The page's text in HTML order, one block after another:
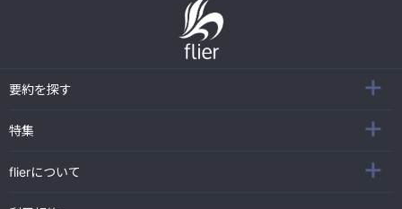
要約を探す
特集
flierについて